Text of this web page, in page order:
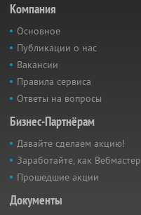
Компания
Основное
Публикации о нас
Вакансии
Правила сервиса
Ответы на вопросы
Бизнес-Партнёрам
Давайте сделаем акцию!
Заработайте, как Вебмастер
Прошедшие акции
Документы